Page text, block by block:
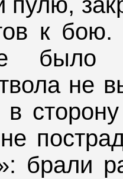
к
было
не
в
брали